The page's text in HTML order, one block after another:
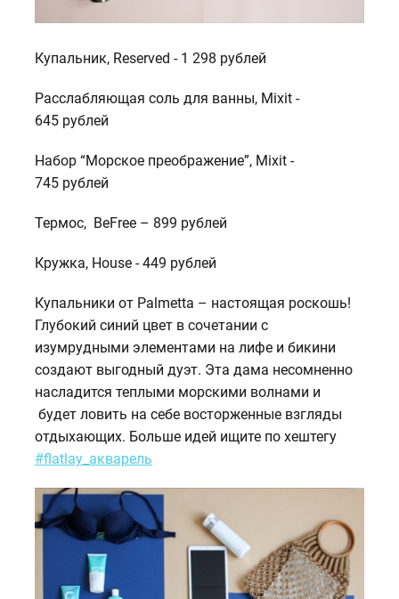
Купальник, Reserved - 1 298 рублей
Расслабляющая соль для ванны, Mixit -
645 рублей
Набор “Морское преображение”, Mixit -
745 рублей
Термос, BeFree – 899 рублей
Кружка, House - 449 рублей
Купальники от Palmetta – настоящая роскошь!
Глубокий синий цвет в сочетании с
изумрудными элементами на лифе и бикини
создают выгодный дуэт. Эта дама несомненно
насладится теплыми морскими волнами и
будет ловить на себе восторженные взгляды
отдыхающих. Больше идей ищите по хештегу
#flatlay_акварель